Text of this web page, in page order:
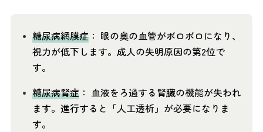
糖尿病網膜症 ： 眼の奥の血管がボロボロになり、
視力が低下します。成人の失明原因の第2位で
す。
糖尿病腎症 ： 血液をろ過する腎臓の機能が失われ
ます。進行すると「人工透析」が必要になりま
す。